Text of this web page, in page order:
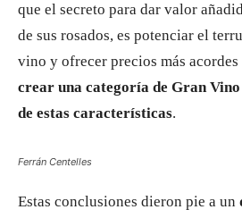
que el secreto para dar valor
de sus rosados, es potenciar el
vino y ofrecer precios más
crear una categoría de Gran
de estas características.
Ferrán Centelles
Estas conclusiones dieron pie a un